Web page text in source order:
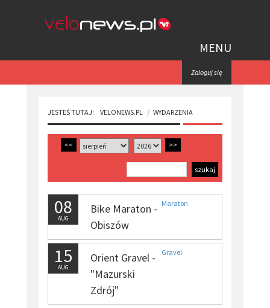
MENU
Zaloguj się
JESTEŚ TUTAJ: VELONEWS.PL WYDARZENIA
<< >>
08
AUG
Bike Maraton -
Obiszów
Maraton
15
AUG
Orient Gravel -
"Mazurski
Zdrój"
Gravel